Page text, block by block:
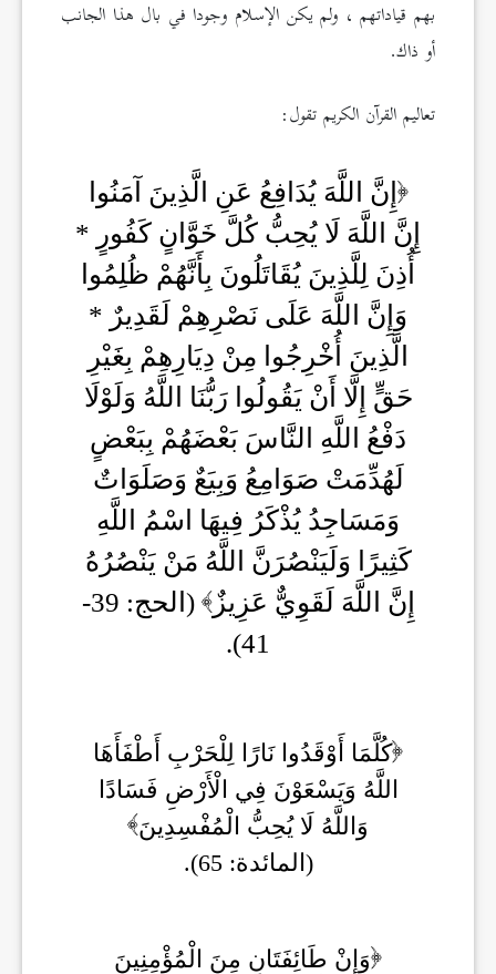
بهم قياداتهم ، ولم يكن الإسلام وجودا في بال هذا الجانب
أو ذاك.
تعاليم القرآن الكريم تقول:
إِنَّ اللَّهَ يُدَافِعُ عَنِ الَّذِينَ آمَنُوا
إِنَّ اللَّهَ لَا يُحِبُّ كُلَّ خَوَّانٍ كَفُورٍ *
أُذِنَ لِلَّذِينَ يُقَاتَلُونَ بِأَنَّهُمْ ظُلِمُوا
وَإِنَّ اللَّهَ عَلَى نَصْرِهِمْ لَقَدِيرٌ *
الَّذِينَ أُخْرِجُوا مِنْ دِيَارِهِمْ بِغَيْرِ
حَقٍّ إِلَّا أَنْ يَقُولُوا رَبُّنَا اللَّهُ وَلَوْلَا
دَفْعُ اللَّهِ النَّاسَ بَعْضَهُمْ بِبَعْضٍ
لَهُدِّمَتْ صَوَامِعُ وَبِيَعٌ وَصَلَوَاتٌ
وَمَسَاجِدُ يُذْكَرُ فِيهَا اسْمُ اللَّهِ
كَثِيرًا وَلَيَنْصُرَنَّ اللَّهُ مَنْ يَنْصُرُهُ
إِنَّ اللَّهَ لَقَوِيٌّ عَزِيزٌ
(الحج: 39-
41).
كُلَّمَا أَوْقَدُوا نَارًا لِلْحَرْبِ أَطْفَأَهَا
اللَّهُ وَيَسْعَوْنَ فِي الْأَرْضِ فَسَادًا
وَاللَّهُ لَا يُحِبُّ الْمُفْسِدِينَ
(المائدة: 65).
وَإِنْ طَائِفَتَانِ مِنَ الْمُؤْمِنِينَ